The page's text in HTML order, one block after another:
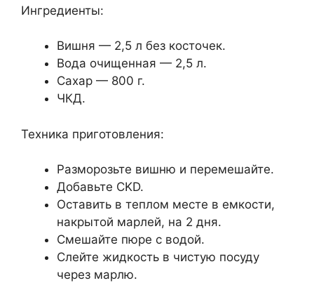
Ингредиенты:
Вишня — 2,5 л без косточек.
Вода очищенная — 2,5 л.
Сахар — 800 г.
ЧКД.
Техника приготовления:
Разморозьте вишню и перемешайте.
Добавьте CKD.
Оставить в теплом месте в емкости,
накрытой марлей, на 2 дня.
Смешайте пюре с водой.
Слейте жидкость в чистую посуду
через марлю.